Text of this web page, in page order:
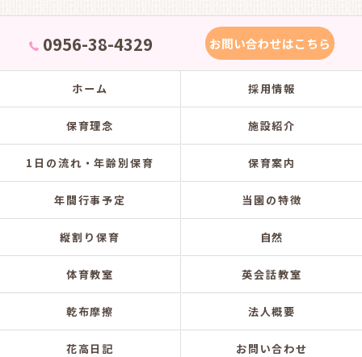
0956-38-4329 お問い合わせはこちら
ホーム 採用情報
保育理念 施設紹介
1日の流れ・年齢別保育 保育案内
年間行事予定 当園の特徴
縦割り保育 自然
体育教室 英会話教室
乾布摩擦 法人概要
花高日記 お問い合わせ